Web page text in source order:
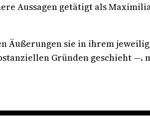
Aussagen getätigt als
Äußerungen sie in ihrem
Gründen geschieht —.